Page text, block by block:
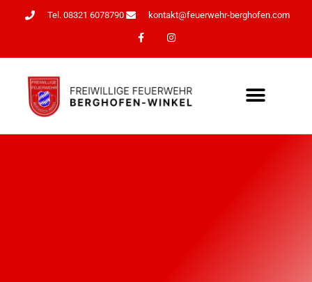
Tel. 08321 6078790 kontakt@feuerwehr-berghofen.com